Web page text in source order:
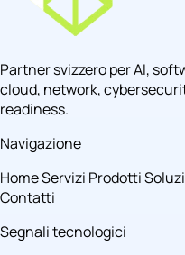
Partner svizzero per AI,
cloud, network,
readiness.
Navigazione
HomeServizi Prodotti
Contatti
Segnali tecnologici